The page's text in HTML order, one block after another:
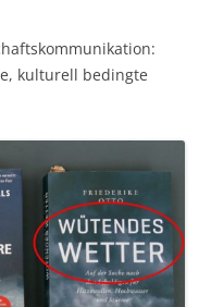
kulturell bedingte